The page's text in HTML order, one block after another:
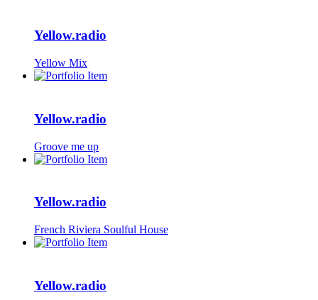
Yellow.radio
Yellow Mix
Yellow.radio
Groove me up
Yellow.radio
French Riviera Soulful House
Yellow.radio